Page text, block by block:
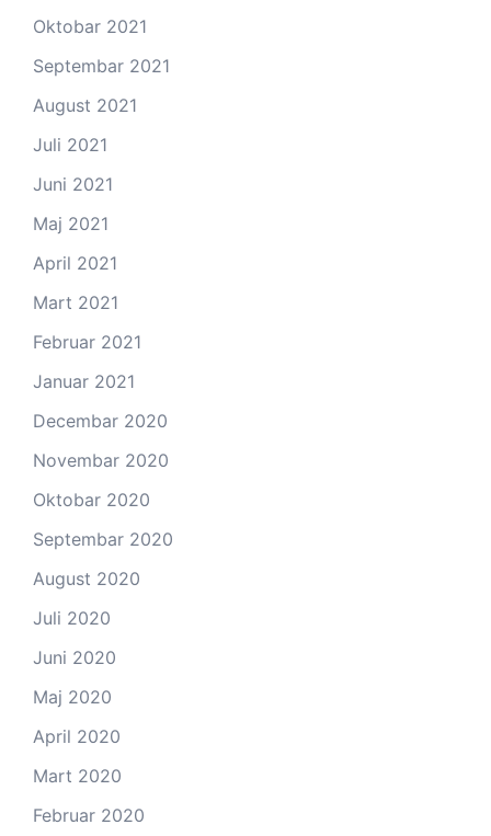
Oktobar 2021
Septembar 2021
August 2021
Juli 2021
Juni 2021
Maj 2021
April 2021
Mart 2021
Februar 2021
Januar 2021
Decembar 2020
Novembar 2020
Oktobar 2020
Septembar 2020
August 2020
Juli 2020
Juni 2020
Maj 2020
April 2020
Mart 2020
Februar 2020